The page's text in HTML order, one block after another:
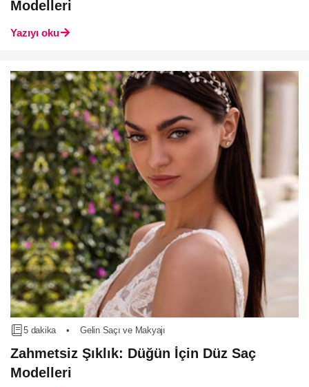
Modelleri
Yazıyı oku
5 dakika • Gelin Saçı ve Makyajı
Zahmetsiz Şıklık: Düğün İçin Düz Saç
Modelleri